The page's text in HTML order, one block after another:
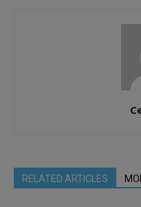
RELATED ARTICLES